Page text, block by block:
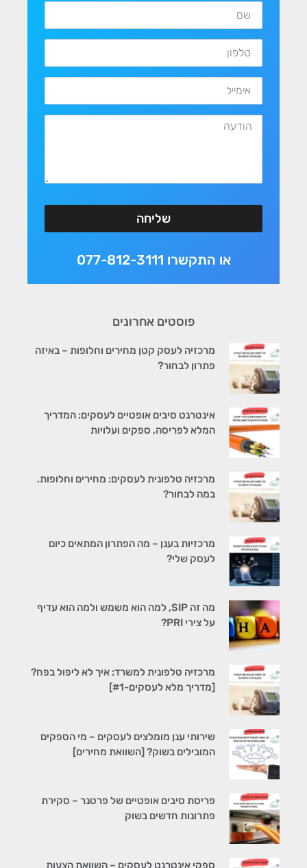
שליחה
או התקשרו 077-812-3111
פוסטים אחרונים
מרכזיה לעסק קטן מחירים וחלופות – באיזה
פתרון לבחור?
אינטרנט סיבים אופטיים לעסקים: המדריך
המלא לפריסה, ספקים ועלויות
מרכזיה טלפונית לעסקים: מחירים וחלופות.
במה לבחור?
מרכזיות בענן – מה הפתרון המתאים כיום
לעסק שלי?
מה זה SIP, למה הוא משמש ולמה הוא עדיף
על צירי PRI?
מרכזיה טלפונית למשרד: איך לא ליפול בפח?
[מדריך מלא לעסקים-#1]
שירותי ענן מומלצים לעסקים – מי הספקים
המובילים בשוק? [השוואת מחירים]
פריסת סיבים אופטיים של פרטנר – סקירת
פתרונות חדשים בשוק
ספקי אינטרנט לעסקים – השוואת הצעות